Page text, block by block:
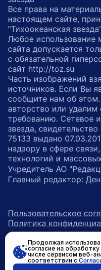
Все права на
настоящем сайте,
"Тихоокеанская
Любое использование
сайта допускается
с обязательной
сайт http://toz.su
Часть изображений
источников. Если Вы
сообщите нам об
авторство или
требованию. Сетевое
звезда,
75133 выдано
надзору в сфере
технологий и
Учредитель АО
Главный редактор:
Пользовательское
Политика
возрастное
Продолжая
согласие на
числе сервисом веб-
соответствии с